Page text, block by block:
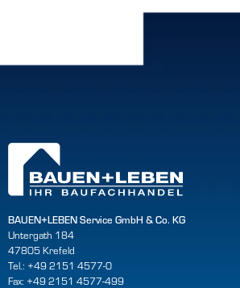
BAUEN+LEBEN Service GmbH & Co. KG
Untergath 184
47805 Krefeld
Tel.: +49 2151 4577-0
Fax: +49 2151 4577-499